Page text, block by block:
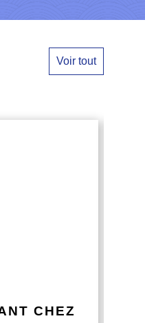
Voir tout
CHEZ